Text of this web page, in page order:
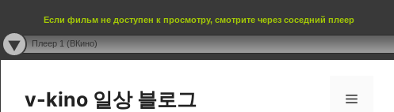
Если фильм не доступен к просмотру, смотрите через соседний плеер
Плеер 1 (ВКино)